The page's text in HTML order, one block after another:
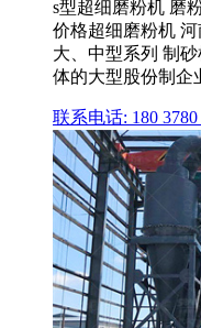
s型超细磨粉机 磨
价格超细磨粉机
大、中型系列 制
体的大型股份制企
联系电话: 180 3780